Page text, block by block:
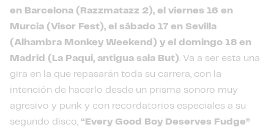
en Barcelona (Razzmatazz 2), el viernes 16 en
Murcia (Visor Fest), el sábado 17 en Sevilla
(Alhambra Monkey Weekend) y el domingo 18 en
Madrid (La Paqui, antigua sala But). Va a ser esta una
gira en la que repasarán toda su carrera, con la
intención de hacerlo desde un prisma sonoro muy
agresivo y punk y con recordatorios especiales a su
segundo disco, “Every Good Boy Deserves Fudge”